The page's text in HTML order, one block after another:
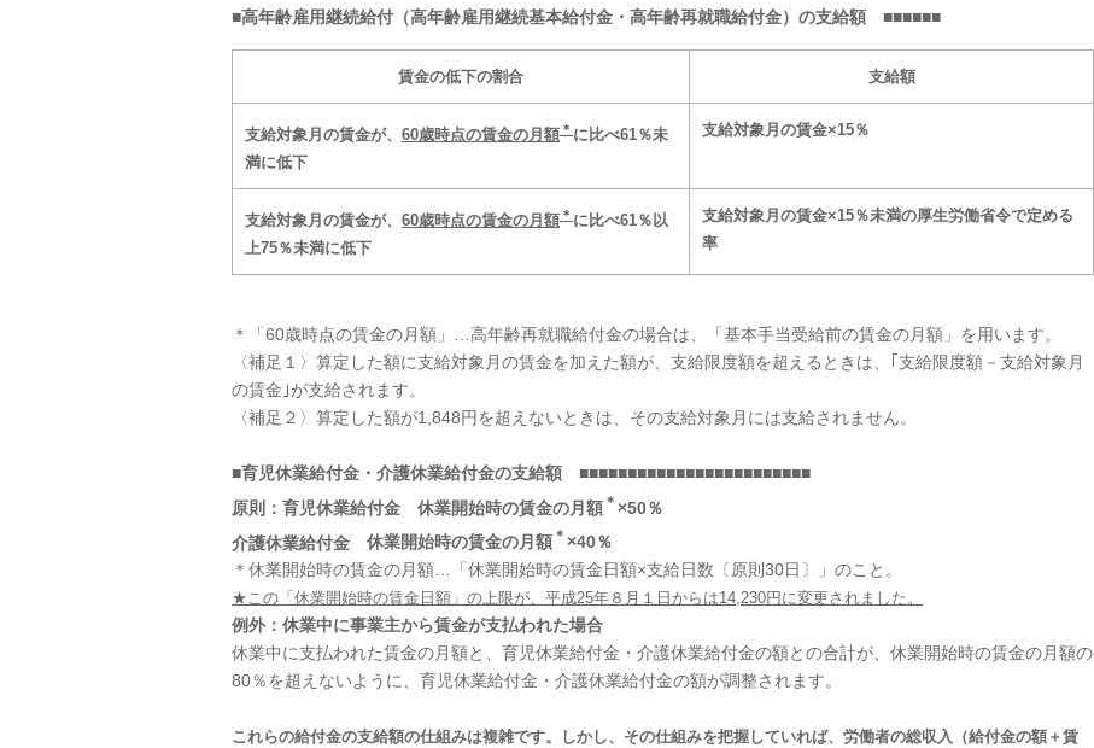
■高年齢雇用継続給付（高年齢雇用継続基本給付金・高年齢再就職給付金）の支給額 ■■■■■■
賃金の低下の割合 支給額
支給対象月の賃金が、 60歳時点の賃金の月額 ＊ に比べ61％未
満に低下
支給対象月の賃金×15％
支給対象月の賃金が、 60歳時点の賃金の月額 ＊ に比べ61％以
上75％未満に低下
支給対象月の賃金×15％未満の厚生労働省令で定める
率
＊「60歳時点の賃金の月額」…高年齢再就職給付金の場合は、「基本手当受給前の賃金の月額」を用います。
〈補足１〉算定した額に支給対象月の賃金を加えた額が、支給限度額を超えるときは、｢支給限度額－支給対象月
の賃金｣が支給されます。
〈補足２〉算定した額が1,848円を超えないときは、その支給対象月には支給されません。
■育児休業給付金・介護休業給付金の支給額 ■■■■■■■■■■■■■■■■■■■■■■■■
原則：育児休業給付金 休業開始時の賃金の月額 ＊ ×50％
介護休業給付金 休業開始時の賃金の月額 ＊ ×40％
＊休業開始時の賃金の月額…「休業開始時の賃金日額×支給日数〔原則30日〕」のこと。
★この「休業開始時の賃金日額」の上限が、平成25年８月１日からは14,230円に変更されました。
例外：休業中に事業主から賃金が支払われた場合
休業中に支払われた賃金の月額と、育児休業給付金・介護休業給付金の額との合計が、休業開始時の賃金の月額の
80％を超えないように、育児休業給付金・介護休業給付金の額が調整されます。
これらの給付金の支給額の仕組みは複雑です。しかし、その仕組みを把握していれば、労働者の総収入（給付金の額＋賃